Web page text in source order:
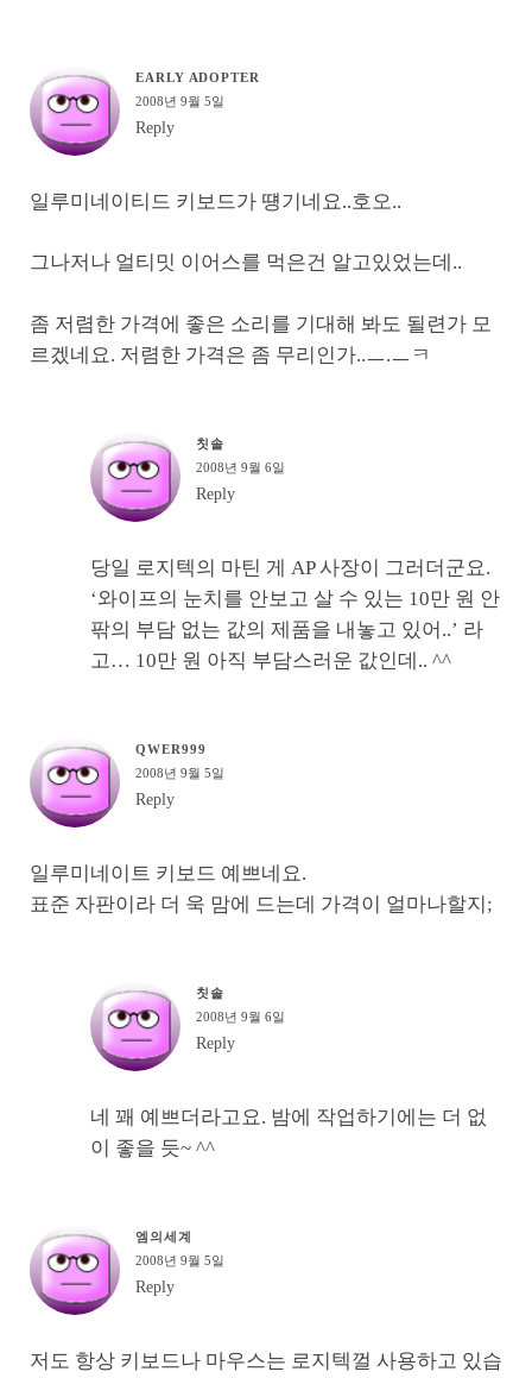
EARLY ADOPTER
2008년 9월 5일
Reply
일루미네이티드 키보드가 떙기네요..호오..
그나저나 얼티밋 이어스를 먹은건 알고있었는데..
좀 저렴한 가격에 좋은 소리를 기대해 봐도 될련가 모
르겠네요. 저렴한 가격은 좀 무리인가..ㅡ.ㅡㅋ
칫솔
2008년 9월 6일
Reply
당일 로지텍의 마틴 게 AP 사장이 그러더군요.
‘와이프의 눈치를 안보고 살 수 있는 10만 원 안
팎의 부담 없는 값의 제품을 내놓고 있어..’ 라
고… 10만 원 아직 부담스러운 값인데.. ^^
QWER999
2008년 9월 5일
Reply
일루미네이트 키보드 예쁘네요.
표준 자판이라 더 욱 맘에 드는데 가격이 얼마나할지;
칫솔
2008년 9월 6일
Reply
네 꽤 예쁘더라고요. 밤에 작업하기에는 더 없
이 좋을 듯~ ^^
엠의세계
2008년 9월 5일
Reply
저도 항상 키보드나 마우스는 로지텍껄 사용하고 있습